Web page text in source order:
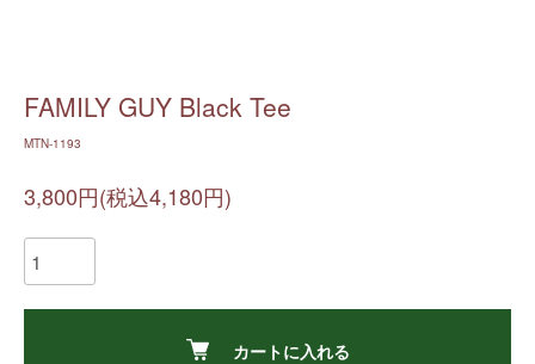
FAMILY GUY Black Tee
MTN-1193
3,800円(税込4,180円)
カートに入れる